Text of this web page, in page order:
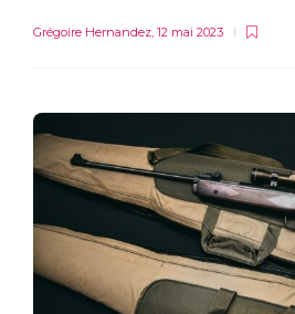
Grégoire Hernandez, 12 mai 2023